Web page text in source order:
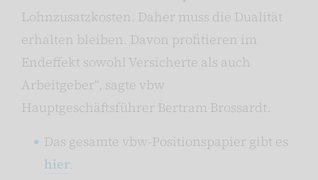
Lohnzusatzkosten. Daher muss die Dualität
erhalten bleiben. Davon profitieren im
Endeffekt sowohl Versicherte als auch
Arbeitgeber“, sagte vbw
Hauptgeschäftsführer Bertram Brossardt.
Das gesamte vbw-Positionspapier gibt es
hier.